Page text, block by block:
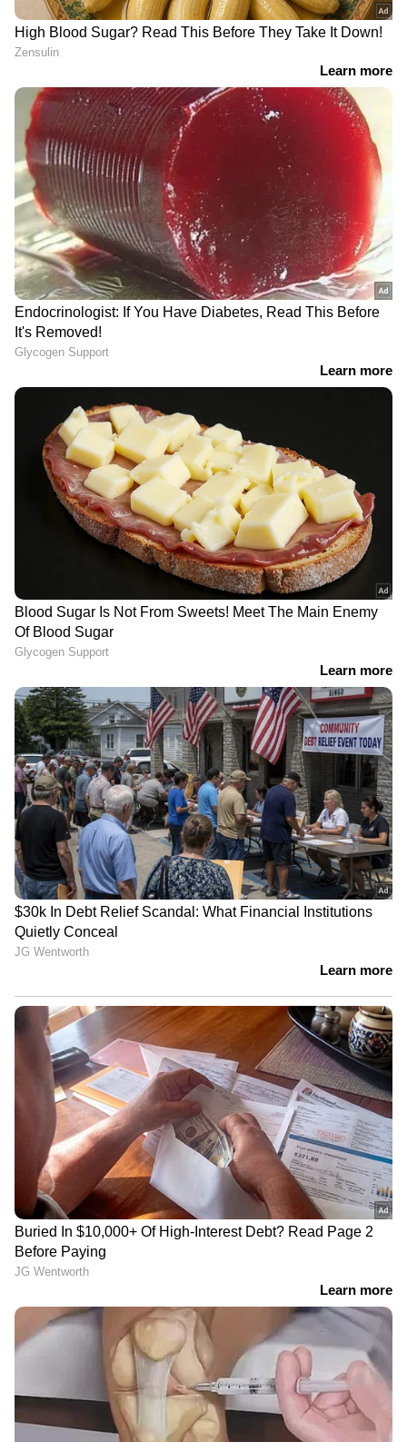
ഡോക്ടർ ഫ്ലാറ്റിനുള്ളിൽ
കൊല്ലപ്പെട്ട നിലയിൽ,
മകന് ഗുരുതര പരിക്ക്,
വന്നതായി സൂചനയില്ല;
ഭാര്യ കസ്റ്റഡിയിൽ
വൻ വിജയം ആവർത്തിച്ച്
ബിജെപി; നിർണായകമായ
പത്ത് സീറ്റിലും വിജയം;
തലപുകഞ്ഞ് എഎപി, ഇനി
എംസിഡി ഭരണത്തിലും
പ്രതിസന്ധി
LATEST VIDEOS
'തോൽവിയിൽനിന്ന് CPM ഒന്നും
പഠിച്ചില്ല, ഭയപ്പെടുത്തി
കീഴ്പ്പെടുത്തലാണ് ലക്ഷ്യം';
വി.കുഞ്ഞികൃഷ്ണൻ
അമിത് ഷാ സഭയില്‍
എത്തണമെന്ന് പ്രതിപക്ഷം;
അറിയിക്കണമെന്ന് രാജ്യസഭാ
അധ്യക്ഷന്‍ | Amit Shah